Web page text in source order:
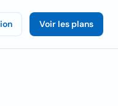
Voir les plans